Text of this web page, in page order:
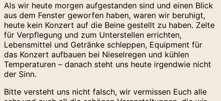
Als wir heute morgen aufgestanden sind und einen Blick
aus dem Fenster geworfen haben, waren wir beruhigt,
heute kein Konzert auf die Beine gestellt zu haben. Zelte
für Verpflegung und zum Unterstellen errichten,
Lebensmittel und Getränke schleppen, Equipment für
das Konzert aufbauen bei Nieselregen und kühlen
Temperaturen – danach steht uns heute irgendwie nicht
der Sinn.
Bitte versteht uns nicht falsch, wir vermissen Euch alle